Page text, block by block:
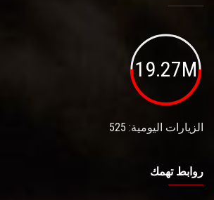
19.27M
الزيارات اليومية: 525
روابط تهمك